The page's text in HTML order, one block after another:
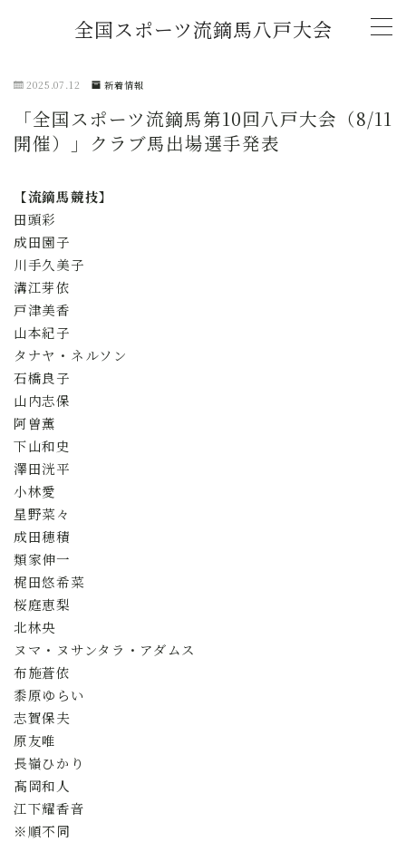
全国スポーツ流鏑馬八戸大会
トップページ
(2026年)「全国スポーツ流鏑馬第11回八戸大
会」開催概要
チャレンジマッチ U-18流鏑馬大会
大会記録
2026年大会協賛スポンサー募集中！
全国スポーツ流鏑馬八戸大会実行委員会
2025.07.12 新着情報
「全国スポーツ流鏑馬第10回八戸大会（8/11
開催）」クラブ馬出場選手発表
【流鏑馬競技】
田頭彩
成田園子
川手久美子
溝江芽依
戸津美香
山本紀子
タナヤ・ネルソン
石橋良子
山内志保
阿曽薫
下山和史
澤田洸平
小林愛
星野菜々
成田穂積
類家伸一
梶田悠希菜
桜庭恵梨
北林央
ヌマ・ヌサンタラ・アダムス
布施蒼依
黍原ゆらい
志賀保夫
原友唯
長嶺ひかり
髙岡和人
江下耀香音
※順不同